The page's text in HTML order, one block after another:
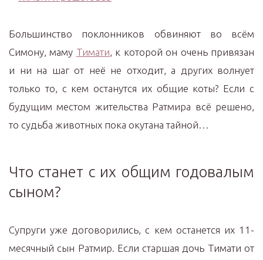
Большинство поклонников обвиняют во всём
Симону, маму Тимати, к которой он очень привязан
и ни на шаг от неё не отходит, а других волнует
только то, с кем останутся их общие коты? Если с
будущим местом жительства Ратмира всё решено,
то судьба животных пока окутана тайной…
Что станет с их общим годовалым
сыном?
Супруги уже договорились, с кем останется их 11-
месячный сын Ратмир. Если старшая дочь Тимати от